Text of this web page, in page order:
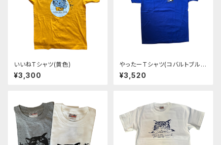
いいねTシャツ(黄色)
¥3,300
やったーTシャツ(コバルトブル
ー)
¥3,520